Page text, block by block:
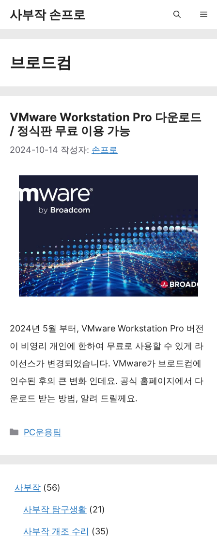
사부작 손프로
브로드컴
VMware Workstation Pro 다운로드
/ 정식판 무료 이용 가능
2024-10-14 작성자: 손프로
2024년 5월 부터, VMware Workstation Pro 버전
이 비영리 개인에 한하여 무료로 사용할 수 있게 라
이선스가 변경되었습니다. VMware가 브로드컴에
인수된 후의 큰 변화 인데요. 공식 홈페이지에서 다
운로드 받는 방법, 알려 드릴께요.
카
PC운용팁
사부작 (56)
사부작 탐구생활 (21)
사부작 개조 수리 (35)